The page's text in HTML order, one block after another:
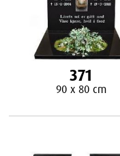
371
90 x 80 cm